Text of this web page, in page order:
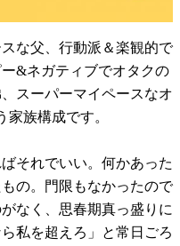
な父、行動派＆楽観的で
&ネガティブでオタクの
スーパーマイペースなオ
族構成です。
それでいい。何かあった
の。門限もなかったので
なく、思春期真っ盛りに
私を超えろ」と常日ごろ